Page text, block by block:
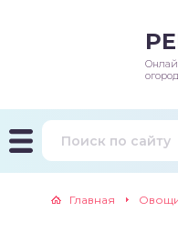
Главная
и подкормки